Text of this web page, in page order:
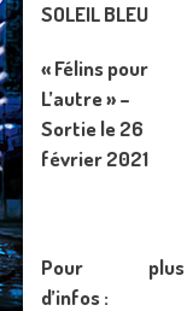
SOLEIL BLEU
« Félins pour
L’autre » –
Sortie le 26
février 2021
Pour plus
d’infos :